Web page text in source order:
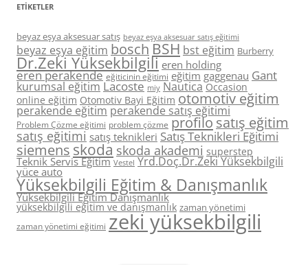
ETIKETLER
beyaz eşya aksesuar satış beyaz eşya aksesuar satış eğitimi
beyaz eşya eğitim boschBSH bst eğitim Burberry
Dr.Zeki Yüksekbilgili eren holding
eren perakende eğiticinin eğitimi eğitim gaggenau Gant
kurumsal eğitim Lacoste miy Nautica Occasion
online eğitim Otomotiv Bayi Eğitim otomotiv eğitim
perakende eğitimperakende satış eğitimi
Problem Çözme eğitimi problem çözme profilosatış eğitim
satış eğitimi satış teknikleri Satış Teknikleri Eğitimi
siemens skoda skoda akademi superstep
Teknik Servis Eğitim Vestel Yrd.Doç.Dr.Zeki Yüksekbilgili
yüce auto
Yüksekbilgili Eğitim & Danışmanlık
Yüksekbilgili Eğitim Danışmanlık
yüksekbilgili eğitim ve danışmanlık zaman yönetimi
zaman yönetimi eğitimi zeki yüksekbilgili